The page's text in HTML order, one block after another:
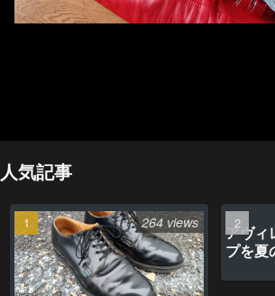
人気記事
264 views
アヴィ
プを夏